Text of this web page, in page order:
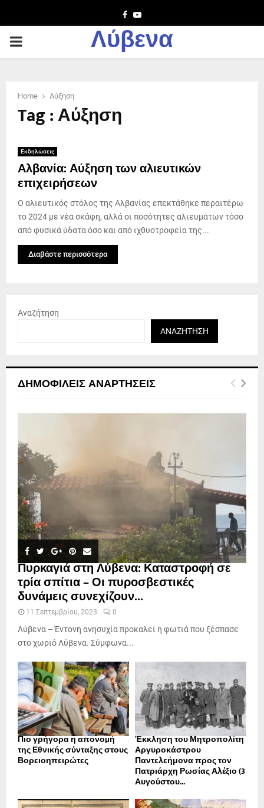
Facebook
Youtube
PRIMARY
Λύβενα
Home Αύξηση
Tag : Αύξηση
Εκδηλώσεις
Αλβανία: Αύξηση των αλιευτικών
επιχειρήσεων
Ο αλιευτικός στόλος της Αλβανίας επεκτάθηκε περαιτέρω
το 2024 με νέα σκάφη, αλλά οι ποσότητες αλιευμάτων τόσο
από φυσικά ύδατα όσο και από ιχθυοτροφεία της...
Διαβάστε περισσότερα
Αναζήτηση
ΑΝΑΖΉΤΗΣΗ
ΔΗΜΟΦΙΛΕΊΣ ΑΝΑΡΤΉΣΕΙΣ
Πυρκαγιά στη Λύβενα: Καταστροφή σε
τρία σπίτια – Οι πυροσβεστικές
δυνάμεις συνεχίζουν...
11 Σεπτεμβρίου, 2023 0
Λύβενα – Έντονη ανησυχία προκαλεί η φωτιά που ξέσπασε
στο χωριό Λύβενα. Σύμφωνα...
Πιο γρήγορα η απονοµή
της Εθνικής σύνταξης στους
Βορειοηπειρώτες
Έκκληση του Μητροπολίτη
Αργυροκάστρου
Παντελεήμονα προς τον
Πατριάρχη Ρωσίας Αλέξιο (3
Αυγούστου...